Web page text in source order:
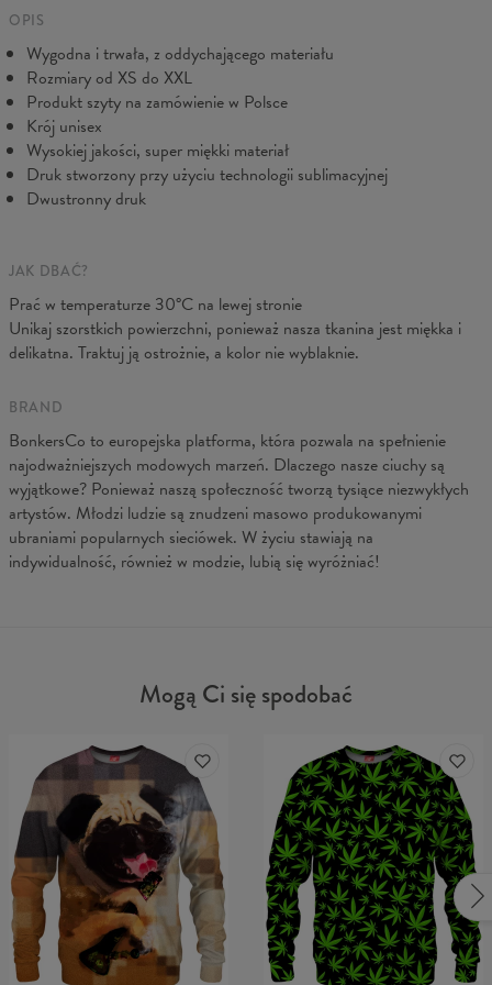
Mierzone na płasko
CM XS S M L XL
A - Długość
B - Sz. klatki
50 52 54 56
C - Długość ręk.
OPIS
Wygodna i trwała, z oddychającego materiału
Rozmiary od XS do XXL
Produkt szyty na zamówienie w Polsce
Krój unisex
Wysokiej jakości, super miękki materiał
Druk stworzony przy użyciu technologii sublimacyjnej
Dwustronny druk
JAK DBAĆ?
Prać w temperaturze 30°C na lewej stronie
Unikaj szorstkich powierzchni, ponieważ nasza tkanina jest miękka i
delikatna. Traktuj ją ostrożnie, a kolor nie wyblaknie.
BRAND
BonkersCo to europejska platforma, która pozwala na spełnienie
najodważniejszych modowych marzeń. Dlaczego nasze ciuchy są
wyjątkowe? Ponieważ naszą społeczność tworzą tysiące niezwykłych
artystów. Młodzi ludzie są znudzeni masowo produkowanymi
ubraniami popularnych sieciówek. W życiu stawiają na
indywidualność, również w modzie, lubią się wyróżniać!
Mogą Ci się spodobać